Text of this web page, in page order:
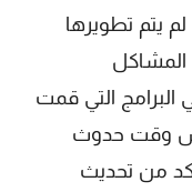
يتم تطويرها
التي قمت
وقت حدوث
من تحديث